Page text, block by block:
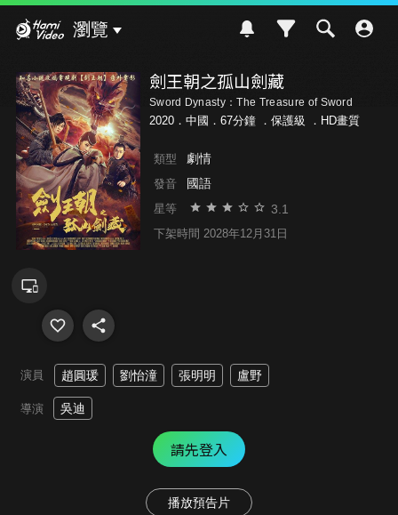
瀏覽
劍王朝之孤山劍藏
Sword Dynasty：The Treasure of Sword
2020．中國．67分鐘 ． 保護級 ．HD畫質
類型 劇情
發音 國語
星等 3.1
下架時間 2028年12月31日
演員 趙圓瑗 劉怡潼 張明明 盧野
導演 吳迪
請先登入
播放預告片